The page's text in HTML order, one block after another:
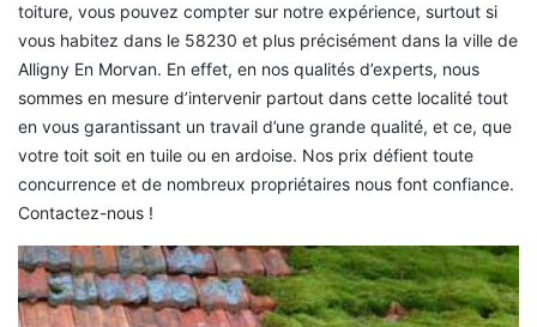
toiture, vous pouvez compter sur notre expérience, surtout si
vous habitez dans le 58230 et plus précisément dans la ville de
Alligny En Morvan. En effet, en nos qualités d’experts, nous
sommes en mesure d’intervenir partout dans cette localité tout
en vous garantissant un travail d’une grande qualité, et ce, que
votre toit soit en tuile ou en ardoise. Nos prix défient toute
concurrence et de nombreux propriétaires nous font confiance.
Contactez-nous !